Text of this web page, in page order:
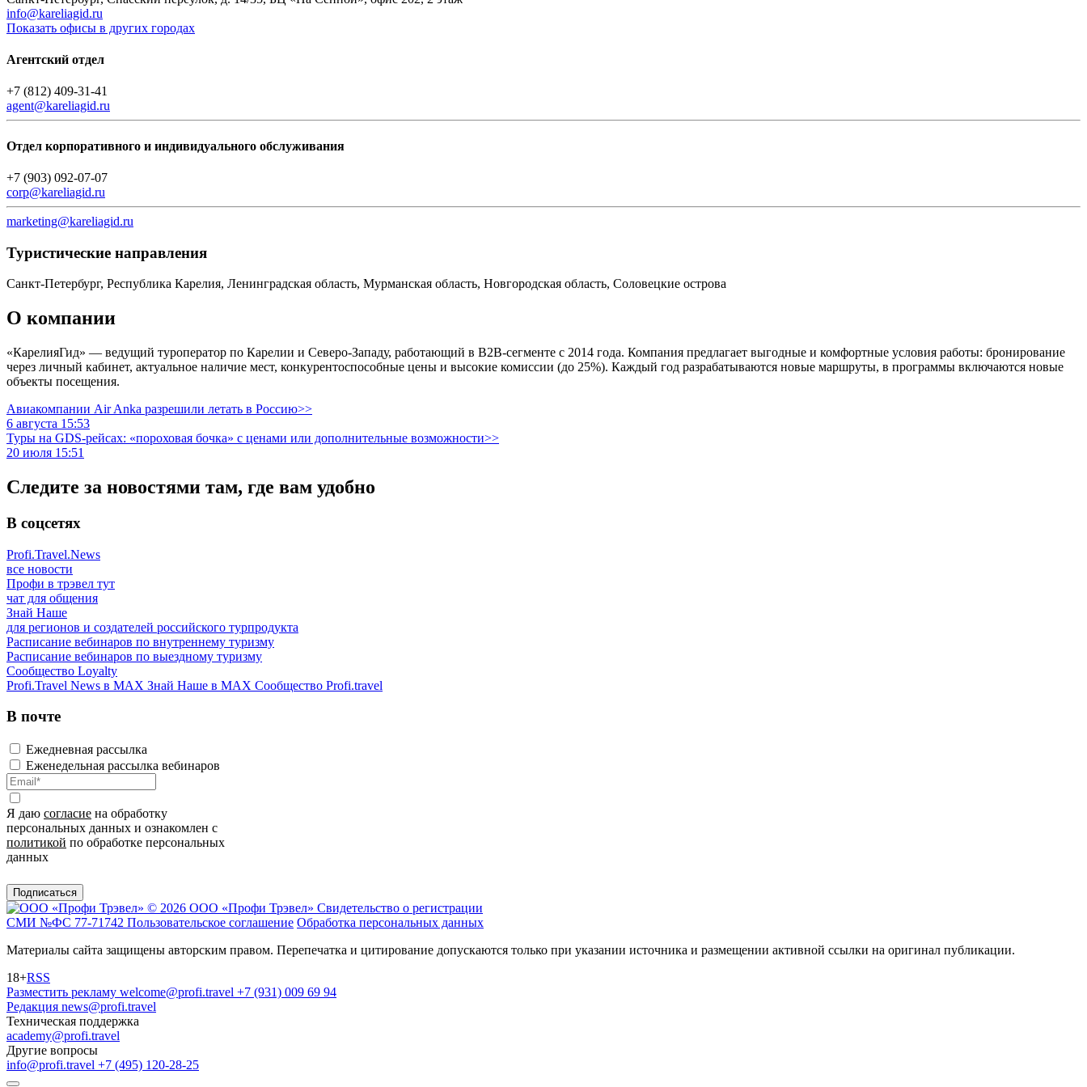
info@kareliagid.ru
Показать офисы в других городах
Агентский отдел
+7 (812) 409-31-41
agent@kareliagid.ru
Отдел корпоративного и индивидуального обслуживания
+7 (903) 092-07-07
corp@kareliagid.ru
marketing@kareliagid.ru
Туристическиe направления
Санкт-Петербург, Республика Карелия, Ленинградская область, Мурманская область, Новгородская область, Соловецкие острова
О компании
«КарелияГид» — ведущий туроператор по Карелии и Северо-Западу, работающий в B2B-сегменте с 2014 года. Компания предлагает выгодные и комфортные условия работы: бронирование
через личный кабинет, актуальное наличие мест, конкурентоспособные цены и высокие комиссии (до 25%). Каждый год разрабатываются новые маршруты, в программы включаются новые
объекты посещения.
Авиакомпании Air Anka разрешили летать в Россию>>
6 августа 15:53
Туры на GDS-рейсах: «пороховая бочка» с ценами или дополнительные возможности>>
20 июля 15:51
Следите за новостями там, где вам удобно
В соцсетях
Profi.Travel.News
все новости
Профи в трэвел тут
чат для общения
Знай Наше
для регионов и создателей российского турпродукта
Расписание вебинаров по внутреннему туризму
Расписание вебинаров по выездному туризму
Сообщество Loyalty
Profi.Travel News в MAX Знай Наше в MAX Сообщество Profi.travel
В почте
Ежедневная рассылка
Еженедельная рассылка вебинаров
Я даю согласие на обработку
персональных данных и ознакомлен с
политикой по обработке персональных
данных
Подписаться
© 2026 ООО «Профи Трэвeл» Свидетельство о регистрации
СМИ №ФС 77-71742 Пользовательское соглашение Обработка персональных данных
Материалы сайта защищены авторским правом. Перепечатка и цитирование допускаются только при указании источника и размещении активной ссылки на оригинал публикации.
18+RSS
Разместить рекламу welcome@profi.travel +7 (931) 009 69 94
Редакция news@profi.travel
Техническая поддержка
academy@profi.travel
Другие вопросы
info@profi.travel +7 (495) 120-28-25